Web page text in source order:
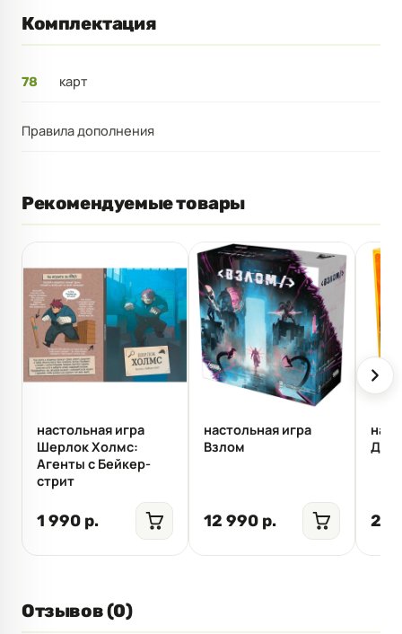
Комплектация
78 карт
Правила дополнения
Рекомендуемые товары
настольная игра
Шерлок Холмс:
Агенты с Бейкер-
стрит
1 990 р.
настольная игра
Взлом
12 990 р. 2
Отзывов (0)